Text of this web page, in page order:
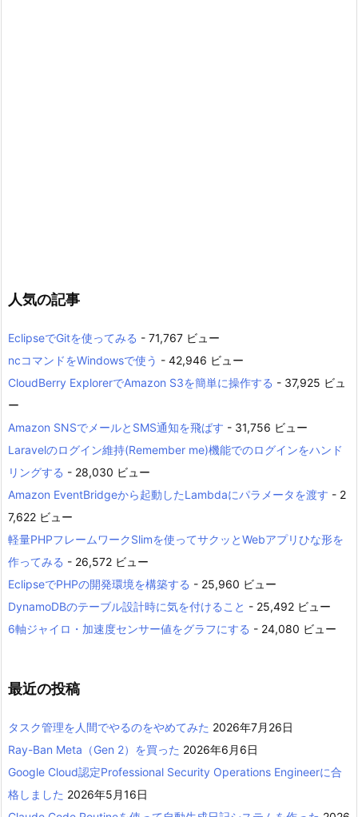
人気の記事
EclipseでGitを使ってみる - 71,767 ビュー
ncコマンドをWindowsで使う - 42,946 ビュー
CloudBerry ExplorerでAmazon S3を簡単に操作する - 37,925 ビュ
ー
Amazon SNSでメールとSMS通知を飛ばす - 31,756 ビュー
Laravelのログイン維持(Remember me)機能でのログインをハンド
リングする - 28,030 ビュー
Amazon EventBridgeから起動したLambdaにパラメータを渡す - 2
7,622 ビュー
軽量PHPフレームワークSlimを使ってサクッとWebアプリひな形を
作ってみる - 26,572 ビュー
EclipseでPHPの開発環境を構築する - 25,960 ビュー
DynamoDBのテーブル設計時に気を付けること - 25,492 ビュー
6軸ジャイロ・加速度センサー値をグラフにする - 24,080 ビュー
最近の投稿
タスク管理を人間でやるのをやめてみた 2026年7月26日
Ray-Ban Meta（Gen 2）を買った 2026年6月6日
Google Cloud認定Professional Security Operations Engineerに合
格しました 2026年5月16日